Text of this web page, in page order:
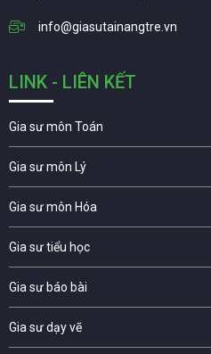
info@giasutainangtre.vn
LINK - LIÊN KẾT
Gia sư môn Toán
Gia sư môn Lý
Gia sư môn Hóa
Gia sư tiểu học
Gia sư báo bài
Gia sư dạy vẽ